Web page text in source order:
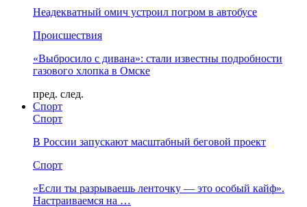
Неадекватный омич устроил погром в автобусе
Происшествия
«Выбросило с дивана»: стали известны подробности
газового хлопка в Омске
пред. след.
Спорт
Спорт
В России запускают масштабный беговой проект
Спорт
«Если ты разрываешь ленточку — это особый кайф».
Настраиваемся на …